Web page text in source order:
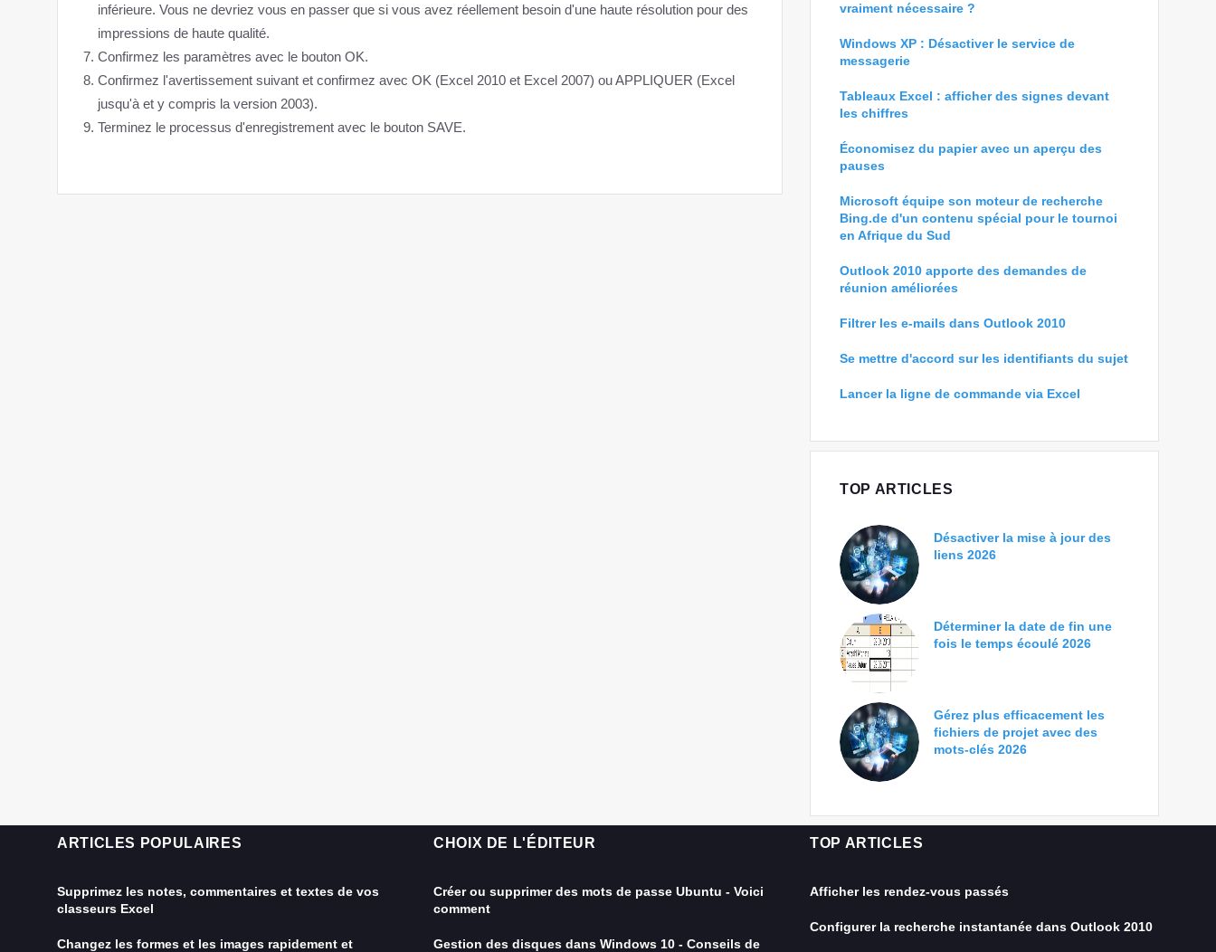
inférieure. Vous ne devriez vous en passer que si vous avez réellement besoin d'une haute résolution pour des
impressions de haute qualité.
Confirmez les paramètres avec le bouton OK.
Confirmez l'avertissement suivant et confirmez avec OK (Excel 2010 et Excel 2007) ou APPLIQUER (Excel
jusqu'à et y compris la version 2003).
Terminez le processus d'enregistrement avec le bouton SAVE.
vraiment nécessaire ?
Windows XP : Désactiver le service de
messagerie
Tableaux Excel : afficher des signes devant
les chiffres
Économisez du papier avec un aperçu des
pauses
Microsoft équipe son moteur de recherche
Bing.de d'un contenu spécial pour le tournoi
en Afrique du Sud
Outlook 2010 apporte des demandes de
réunion améliorées
Filtrer les e-mails dans Outlook 2010
Se mettre d'accord sur les identifiants du sujet
Lancer la ligne de commande via Excel
TOP ARTICLES
Désactiver la mise à jour des
liens 2026
Déterminer la date de fin une
fois le temps écoulé 2026
Gérez plus efficacement les
fichiers de projet avec des
mots-clés 2026
ARTICLES POPULAIRES
Supprimez les notes, commentaires et textes de vos
classeurs Excel
Changez les formes et les images rapidement et
CHOIX DE L'ÉDITEUR
Créer ou supprimer des mots de passe Ubuntu - Voici
comment
Gestion des disques dans Windows 10 - Conseils de
TOP ARTICLES
Afficher les rendez-vous passés
Configurer la recherche instantanée dans Outlook 2010